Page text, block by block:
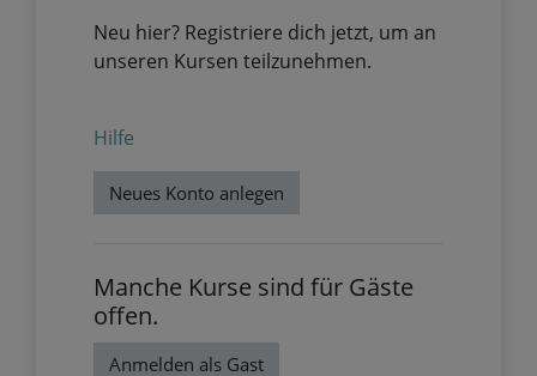
Neu hier? Registriere dich jetzt, um an
unseren Kursen teilzunehmen.
Hilfe
Neues Konto anlegen
Manche Kurse sind für Gäste
offen.
Anmelden als Gast